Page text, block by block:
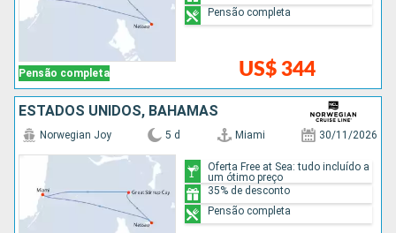
Pensão completa US$ 344
Pensão completa
ESTADOS UNIDOS, BAHAMAS
Norwegian Joy 5 d Miami 30/11/2026
Oferta Free at Sea: tudo incluído a
um ótimo preço
35% de desconto
Pensão completa